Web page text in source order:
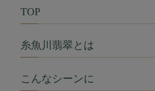
TOP
糸魚川翡翠とは
こんなシーンに